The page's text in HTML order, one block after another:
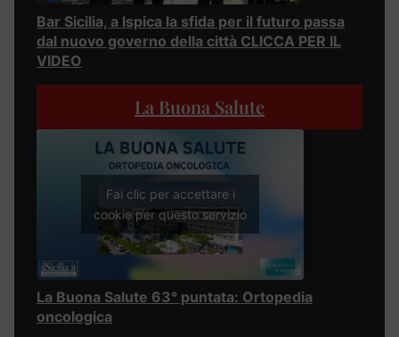
Bar Sicilia, a Ispica la sfida per il futuro passa
dal nuovo governo della città CLICCA PER IL
VIDEO
La Buona Salute
Fai clic per accettare i
cookie per questo servizio
La Buona Salute 63° puntata: Ortopedia
oncologica